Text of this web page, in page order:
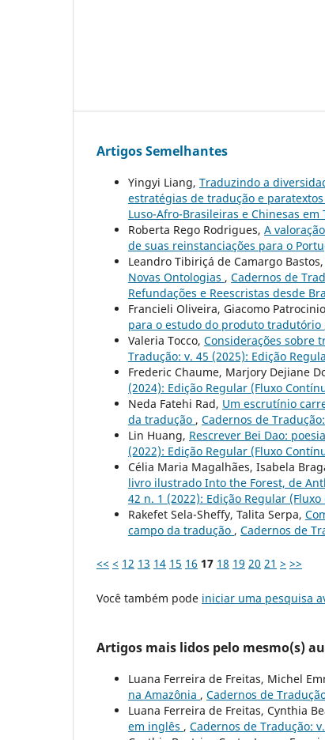
Artigos Semelhantes
Yingyi Liang, Traduzindo a
estratégias de tradução e
Luso-Afro-Brasileiras e Chinesas em
Roberta Rego Rodrigues, A
de suas reinstanciações para o
Leandro Tibiriçá de Camargo Bastos,
Novas Ontologias , Cadernos de
Refundações e Reescristas desde
Francieli Oliveira, Giacomo
para o estudo do produto tradutório
Valeria Tocco, Considerações sobre
Tradução: v. 45 (2025): Edição
Frederic Chaume, Marjory Dejiane
(2024): Edição Regular (Fluxo
Neda Fatehi Rad, Um escrutínio
da tradução , Cadernos de
Lin Huang, Rescrever Bei Dao:
(2022): Edição Regular (Fluxo
Célia Maria Magalhães, Isabela
livro ilustrado Into the Forest, de
42 n. 1 (2022): Edição Regular
Rakefet Sela-Sheffy, Talita Serpa,
campo da tradução , Cadernos de
<< < 12 13 14 15 16 17 18 19 20 21 > >>
Você também pode iniciar uma pesquisa
Artigos mais lidos pelo mesmo(s)
Luana Ferreira de Freitas, Michel
na Amazônia , Cadernos de
Luana Ferreira de Freitas, Cynthia
em inglês , Cadernos de Tradução: